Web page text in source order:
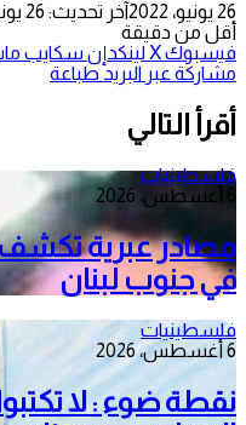
26 يونيو، 2022
آخر تحديث: 26 يونيو، 2022
أقل من دقيقة
فيسبوك‫Xلينكدإن سكايب
مشاركة عبر البريد طباعة
أقرأ التالي
فلسطينيات
6 أغسطس، 2026
مصادر عبرية
في جنوب لبنان
فلسطينيات
6 أغسطس، 2026
نقطة ضوء : لا